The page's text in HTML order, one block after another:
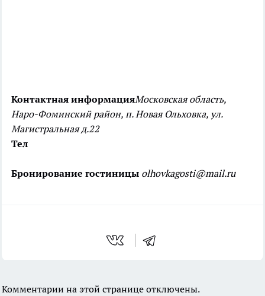
Контактная информацияМосковская область,
Наро-Фоминский район, п. Новая Ольховка, ул.
Магистральная д.22
Тел
Бронирование гостиницы olhovkagosti@mail.ru
Комментарии на этой странице отключены.